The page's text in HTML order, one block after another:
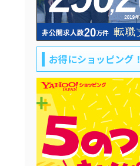
お得にショッピング！